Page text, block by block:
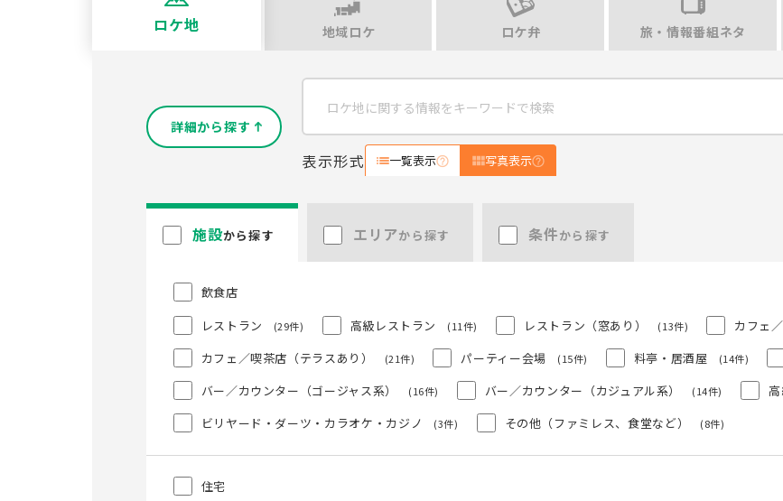
ロケ地 地域ロケ ロケ弁 旅・情報番組ネタ
表示形式 一覧表示 写真表示
詳細から探す
施設から探す エリアから探す 条件から探す
飲食店
レストラン
(29件) 高級レストラン (11件) レストラン（窓あり） (13件) カフェ
カフェ／喫茶店（テラスあり） (21件) パーティー会場 (15件) 料亭・居酒屋 (14件)
バー／カウンター（ゴージャス系） (16件) バー／カウンター（カジュアル系） (14件)
ビリヤード・ダーツ・カラオケ・カジノ (3件) その他（ファミレス、食堂など） (8件)
住宅